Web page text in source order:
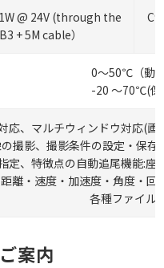
@ 24V (through the
+ 5M cable）
0～50℃（動
-20 ～70℃(保
応、マルチウィンドウ対応(
撮影、撮影条件の設定・保
定、特徴点の自動追尾機能:座
離・速度・加速度・角度・
各種ファイル
案内